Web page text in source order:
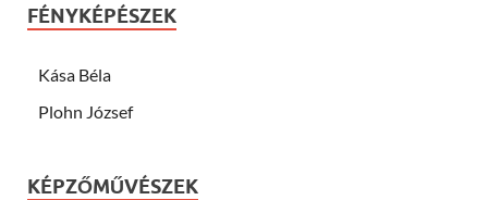
FÉNYKÉPÉSZEK
Kása Béla
Plohn József
KÉPZŐMŰVÉSZEK